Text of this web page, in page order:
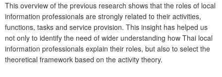
This overview of the previous research shows that the roles of local
information professionals are strongly related to their activities,
functions, tasks and service provision. This insight has helped us
not only to identify the need of wider understanding how Thai local
information professionals explain their roles, but also to select the
theoretical framework based on the activity theory.